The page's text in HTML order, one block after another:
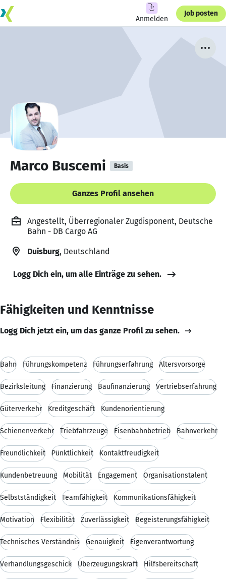
Anmelden
Job posten
Marco Buscemi Basis
Ganzes Profil ansehen
Angestellt, Überregionaler Zugdisponent, Deutsche
Bahn - DB Cargo AG
Duisburg, Deutschland
Logg Dich ein, um alle Einträge zu sehen.
Fähigkeiten und Kenntnisse
Logg Dich jetzt ein, um das ganze Profil zu sehen.
Bahn Führungskompetenz Führungserfahrung Altersvorsorge
Bezirksleitung Finanzierung Baufinanzierung Vertriebserfahrung
Güterverkehr Kreditgeschäft Kundenorientierung
Schienenverkehr Triebfahrzeuge Eisenbahnbetrieb Bahnverkehr
Freundlichkeit Pünktlichkeit Kontaktfreudigkeit
Kundenbetreuung Mobilität Engagement Organisationstalent
Selbstständigkeit Teamfähigkeit Kommunikationsfähigkeit
Motivation Flexibilität Zuverlässigkeit Begeisterungsfähigkeit
Technisches Verständnis Genauigkeit Eigenverantwortung
Verhandlungsgeschick Überzeugungskraft Hilfsbereitschaft